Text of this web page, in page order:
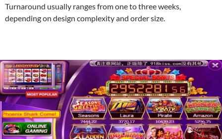
Turnaround usually ranges from one to three weeks,
depending on design complexity and order size.